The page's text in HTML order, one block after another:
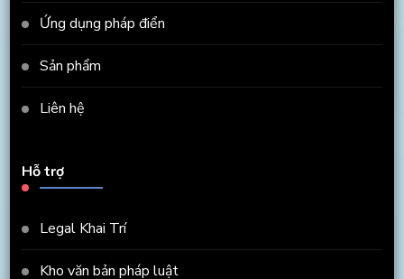
Ứng dụng pháp điển
Sản phẩm
Liên hệ
Hỗ trợ
Legal Khai Trí
Kho văn bản pháp luật